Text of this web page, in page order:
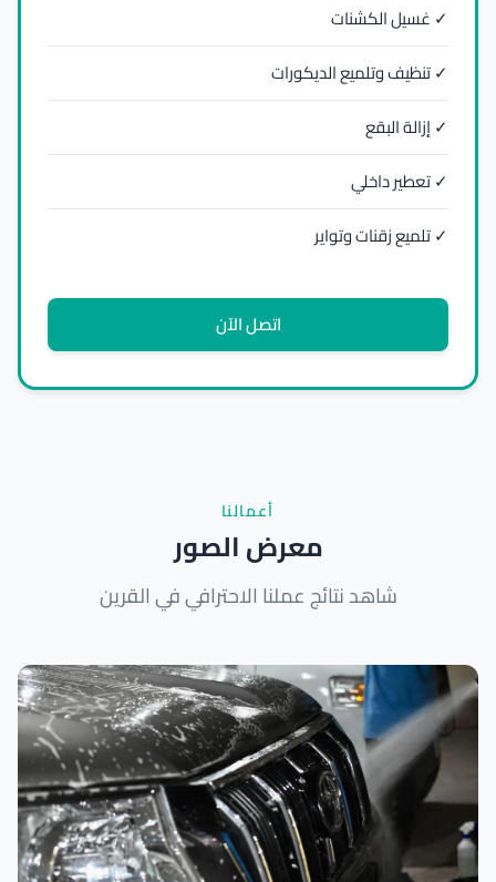
✓ غسيل الكشنات
✓ تنظيف وتلميع الديكورات
✓ إزالة البقع
✓ تعطير داخلي
✓ تلميع زقنات وتواير
اتصل الآن
أعمالنا
معرض الصور
شاهد نتائج عملنا الاحترافي في القرين